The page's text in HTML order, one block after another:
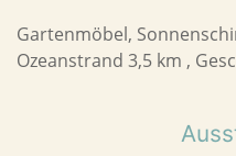
Gartenmöbel,
Ozeanstrand 3,5 km ,